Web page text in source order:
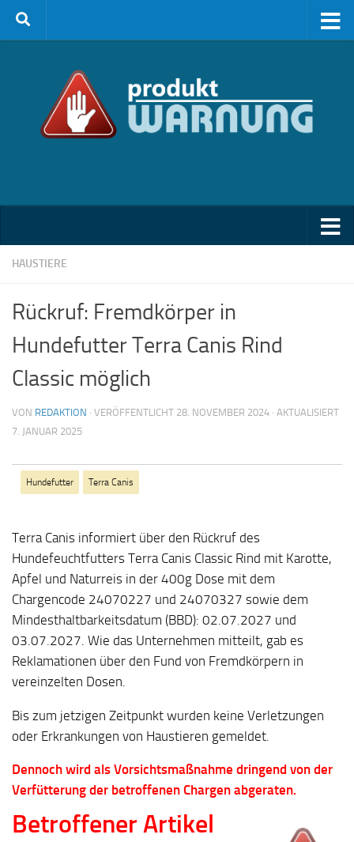
Zum Inhalt springen
HAUSTIERE
Rückruf: Fremdkörper in
Hundefutter Terra Canis Rind
Classic möglich
VON REDAKTION · VERÖFFENTLICHT 28. NOVEMBER 2024 · AKTUALISIERT
7. JANUAR 2025
Hundefutter Terra Canis
Terra Canis informiert über den Rückruf des
Hundefeuchtfutters Terra Canis Classic Rind mit Karotte,
Apfel und Naturreis in der 400g Dose mit dem
Chargencode 24070227 und 24070327 sowie dem
Mindesthaltbarkeitsdatum (BBD): 02.07.2027 und
03.07.2027. Wie das Unternehmen mitteilt, gab es
Reklamationen über den Fund von Fremdkörpern in
vereinzelten Dosen.
Bis zum jetzigen Zeitpunkt wurden keine Verletzungen
oder Erkrankungen von Haustieren gemeldet.
Dennoch wird als Vorsichtsmaßnahme dringend von der
Verfütterung der betroffenen Chargen abgeraten.
Betroffener Artikel